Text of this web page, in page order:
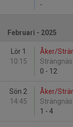
-
Februari - 2025
Lör 1
10:15
Åker/
Strängnäs
0 - 12
Sön 2
14:45
Åker/
Strängnäs
1 - 4